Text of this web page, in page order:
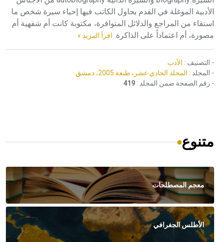
الأدبية الموغلة في القدم يحاول الكاتب فيها إحياء سيرة شخص ما
استقاء من المراجع والدلائل المتوافرة، مكتوبة كانت أم شفهية أم
مصورة، أم اعتماداً على الذاكرة. اقرأ المزيد »
- التصنيف : الأدب
- المجلد : المجلد الحادي عشر، طبعة 2005، دمشق
- رقم الصفحة ضمن المجلد : 419
متنوع
معجم المصطلحات
الأطلس الجغرافي